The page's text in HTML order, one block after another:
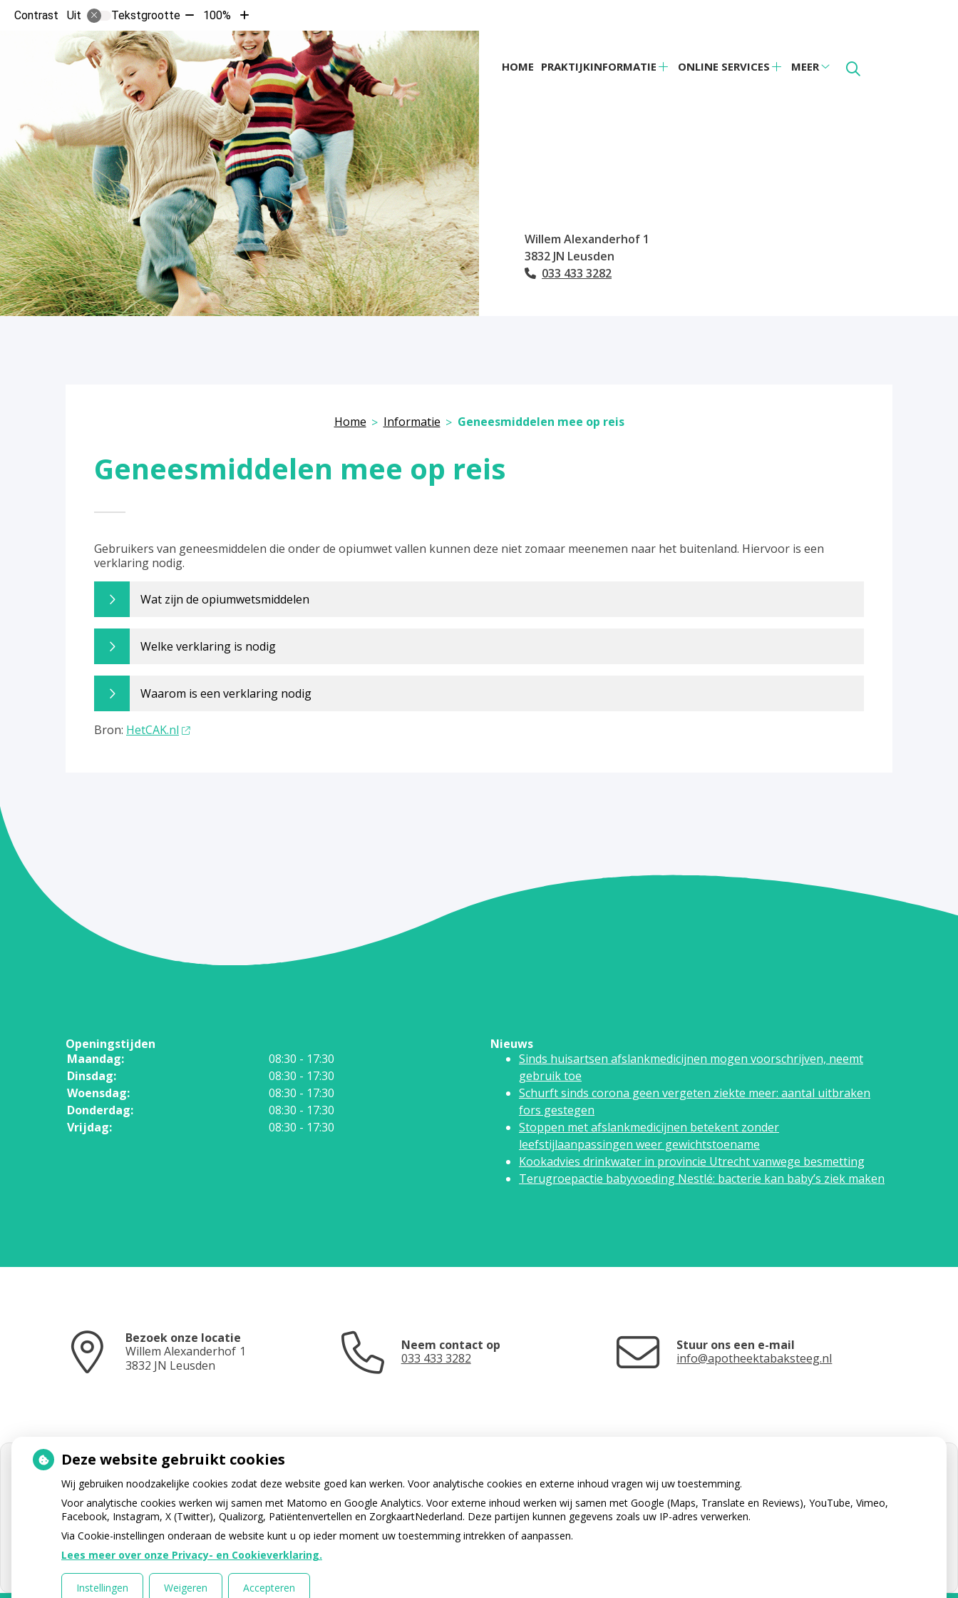
Contrast Uit Tekstgrootte Tekst
verkleinen
met
10%
100%
Tekst
vergroten
met
10%
Hoofdmenu
HOME PRAKTIJKINFORMATIE ONLINE SERVICES MEER
Willem Alexanderhof 1
3832 JN Leusden
Tel:
033 433 3282
Home Informatie Geneesmiddelen mee op reis
Geneesmiddelen mee op reis
Gebruikers van geneesmiddelen die onder de opiumwet vallen kunnen deze niet zomaar meenemen naar het buitenland. Hiervoor is een
verklaring nodig.
Wat zijn de opiumwetsmiddelen
Welke verklaring is nodig
Waarom is een verklaring nodig
Bron: HetCAK.nl
Openingstijden
Maandag:
08:30 - 17:30
Dinsdag:
08:30 - 17:30
Woensdag:
08:30 - 17:30
Donderdag:
08:30 - 17:30
Vrijdag:
08:30 - 17:30
Nieuws
Sinds huisartsen afslankmedicijnen mogen voorschrijven, neemt
gebruik toe
Schurft sinds corona geen vergeten ziekte meer: aantal uitbraken
fors gestegen
Stoppen met afslankmedicijnen betekent zonder
leefstijlaanpassingen weer gewichtstoename
Kookadvies drinkwater in provincie Utrecht vanwege besmetting
Terugroepactie babyvoeding Nestlé: bacterie kan baby’s ziek maken
Bezoek onze locatie
Willem Alexanderhof 1
3832 JN Leusden
Neem contact op
033 433 3282
Stuur ons een e-mail
info@apotheektabaksteeg.nl
U heeft geen toestemming gegeven
voorexterne inhoud die nodig is om
dit te zien.
Deze website gebruikt cookies
Wij gebruiken noodzakelijke cookies zodat deze website goed kan werken. Voor analytische cookies en externe inhoud vragen wij uw toestemming.
Voor analytische cookies werken wij samen met Matomo en Google Analytics. Voor externe inhoud werken wij samen met Google (Maps, Translate en Reviews), YouTube, Vimeo,
Facebook, Instagram, X (Twitter), Qualizorg, Patiëntenvertellen en ZorgkaartNederland. Deze partijen kunnen gegevens zoals uw IP-adres verwerken.
Via Cookie-instellingen onderaan de website kunt u op ieder moment uw toestemming intrekken of aanpassen.
Lees meer over onze Privacy- en Cookieverklaring.
Instellingen Weigeren Accepteren